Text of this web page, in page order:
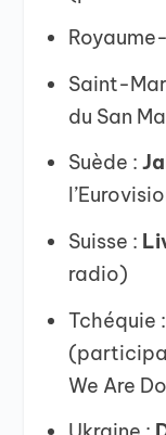
Saint-
du San
Suède :
Suisse :
radio)
Tchéquie :
We Are